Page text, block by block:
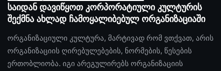
საიდან დავიწყოთ კორპორატიული კულტურის
შექმნა ახლად ჩამოყალიბებულ ორგანიზაციაში
ორგანიზაციული კულტურა, მარტივად რომ ვთქვათ, არის
ორგანიზაციის ღირებულებების, ნორმების, წესების
ერთობლიობა. იგი არეგულირებს ორგანიზაციის